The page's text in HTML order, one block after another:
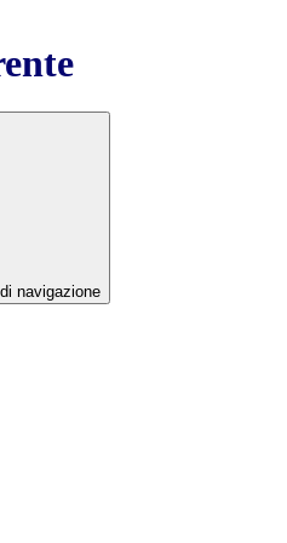
navigazione